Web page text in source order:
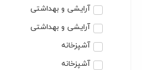
آرایشی و بهداشتی
آرایشی و بهداشتی
آشپزخانه
آشپزخانه